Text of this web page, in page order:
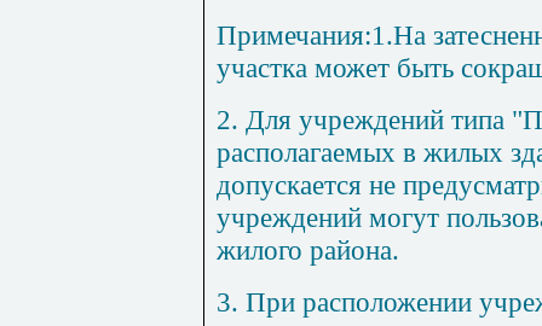
Примечания:1.На
участка может быть
2. Для учреждений типа
располагаемых в жилых
допускается не
учреждений могут
жилого района.
3. При расположении